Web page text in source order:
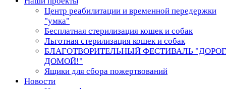
Центр реабилитации и временной передержки
"умка"
Бесплатная стерилизация кошек и собак
Льготная стерилизация кошек и собак
БЛАГОТВОРИТЕЛЬНЫЙ ФЕСТИВАЛЬ
ДОМОЙ!"
Ящики для сбора пожертвований
Новости